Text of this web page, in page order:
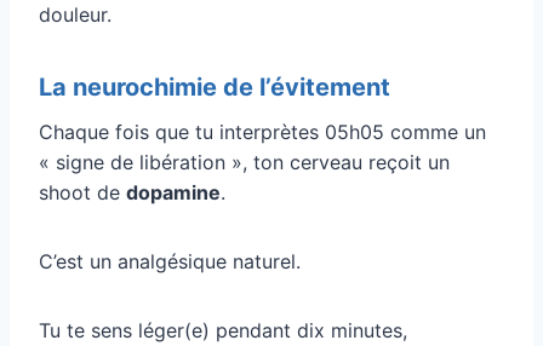
douleur.
La neurochimie de l’évitement
Chaque fois que tu interprètes 05h05 comme un
« signe de libération », ton cerveau reçoit un
shoot de dopamine.
C’est un analgésique naturel.
Tu te sens léger(e) pendant dix minutes,